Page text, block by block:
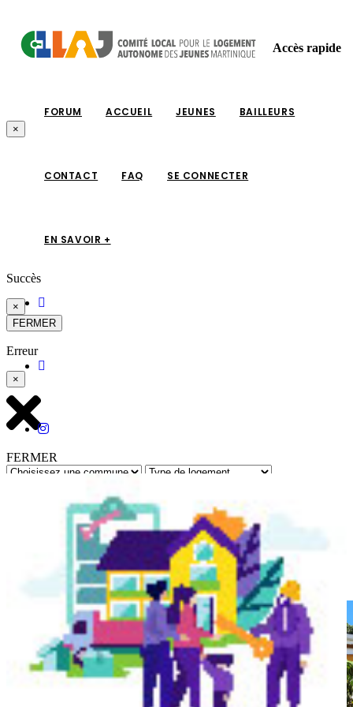
FORUM ACCUEIL JEUNES BAILLEURS
CONTACT FAQ SE CONNECTER
EN SAVOIR +
Accès rapide
×
Succès
×
FERMER
Erreur
×
FERMER
Retour à toutes les annonces
Réf : 12218 - Mis à jour le : 01/07/2026
La Trinité- Appartement - F2